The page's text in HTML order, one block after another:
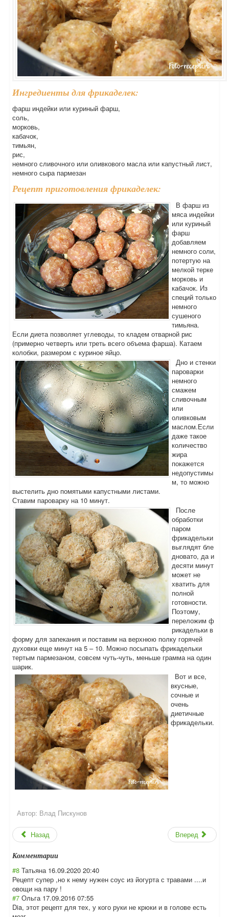
Ингредиенты для фрикаделек:
фарш индейки или куриный фарш,
соль,
морковь,
кабачок,
тимьян,
рис,
немного сливочного или оливкового масла или капустный лист,
немного сыра пармезан
Рецепт приготовления фрикаделек:
В фарш из
мяса индейки
или куриный
фарш
добавляем
немного соли,
потертую на
мелкой терке
морковь и
кабачок. Из
специй только
немного
сушеного
тимьяна.
Если диета позволяет углеводы, то кладем отварной рис
(примерно четверть или треть всего объема фарша). Катаем
колобки, размером с куриное яйцо.
Дно и стенки
пароварки
немного
смажем
сливочным
или
оливковым
маслом.Если
даже такое
количество
жира
покажется
недопустимы
м, то можно
выстелить дно помятыми капустными листами.
Ставим пароварку на 10 минут.
После
обработки
паром
фрикадельки
выглядят бле
дновато, да и
десяти минут
может не
хватить для
полной
готовности.
Поэтому,
переложим ф
рикадельки в
форму для запекания и поставим на верхнюю полку горячей
духовки еще минут на 5 – 10. Можно посыпать фрикадельки
тертым пармезаном, совсем чуть-чуть, меньше грамма на один
шарик.
Вот и все,
вкусные,
сочные и
очень
диетичные
фрикадельки.
Автор: Влад Пискунов
Назад Вперед
Комментарии
#8 Татьяна 16.09.2020 20:40
Рецепт супер ,но к нему нужен соус из йогурта с травами ....и
овощи на пару !
#7 Ольга 17.09.2016 07:55
Dia, этот рецепт для тех, у кого руки не крюки и в голове есть